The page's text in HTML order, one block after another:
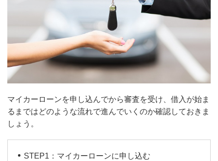
マイカーローンを申し込んでから審査を受け、借入が始ま
るまではどのような流れで進んでいくのか確認しておきま
しょう。
STEP1：マイカーローンに申し込む